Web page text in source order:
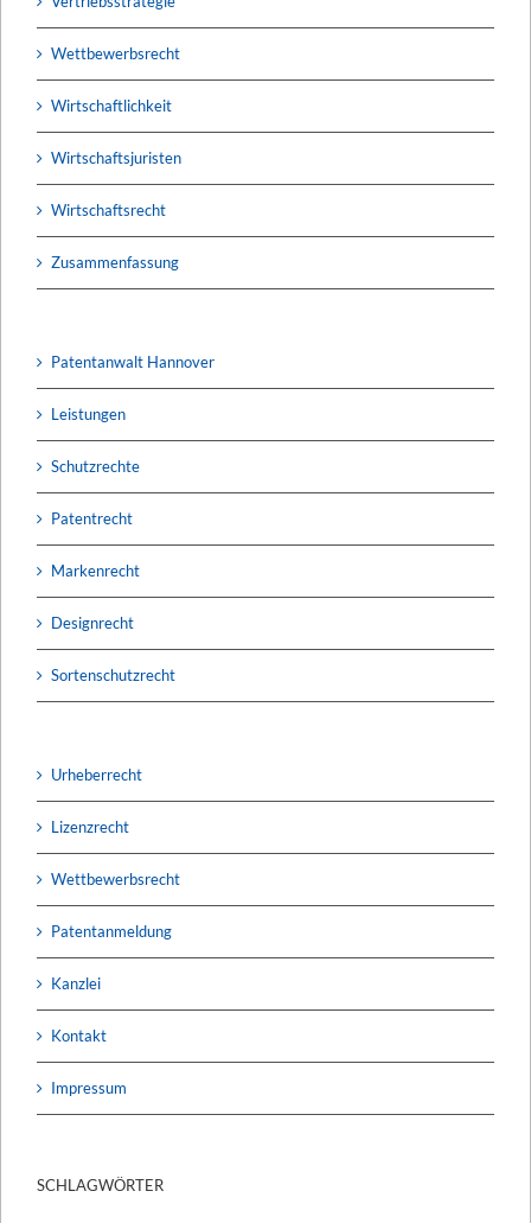
Wettbewerbsrecht
Wirtschaftlichkeit
Wirtschaftsjuristen
Wirtschaftsrecht
Zusammenfassung
Patentanwalt Hannover
Leistungen
Schutzrechte
Patentrecht
Markenrecht
Designrecht
Sortenschutzrecht
Urheberrecht
Lizenzrecht
Wettbewerbsrecht
Patentanmeldung
Kanzlei
Kontakt
Impressum
SCHLAGWÖRTER